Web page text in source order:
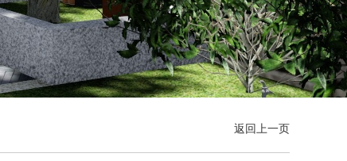
返回上一页